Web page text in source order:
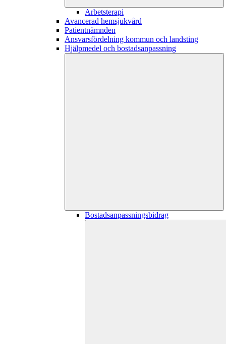
Arbetsterapi
Avancerad hemsjukvård
Patientnämnden
Ansvarsfördelning kommun och landsting
Hjälpmedel och bostadsanpassning
Bostadsanpassningsbidrag